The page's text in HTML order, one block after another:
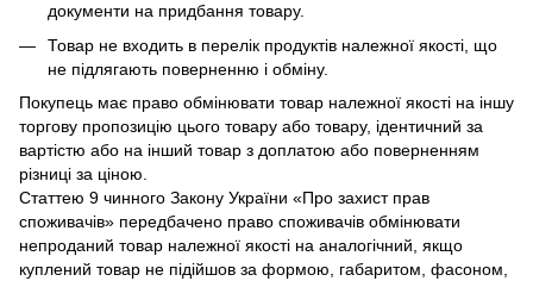
документи на придбання товару.
Товар не входить в перелік продуктів належної якості, що
не підлягають поверненню і обміну.
Покупець має право обмінювати товар належної якості на іншу
торгову пропозицію цього товару або товару, ідентичний за
вартістю або на інший товар з доплатою або поверненням
різниці за ціною.
Статтею 9 чинного Закону України «Про захист прав
споживачів» передбачено право споживачів обмінювати
непроданий товар належної якості на аналогічний, якщо
куплений товар не підійшов за формою, габаритом, фасоном,